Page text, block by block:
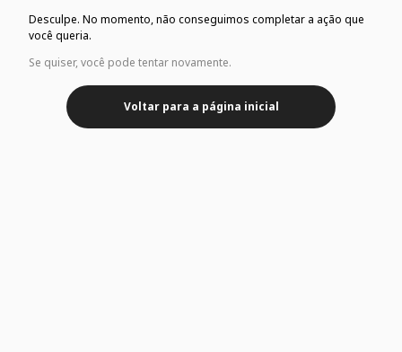
Desculpe. No momento, não conseguimos completar a ação que
você queria.
Se quiser, você pode tentar novamente.
Voltar para a página inicial